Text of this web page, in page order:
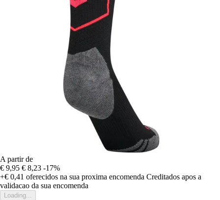
A partir de
€ 9,95 € 8,23 -17%
+€ 0,41 oferecidos na sua proxima encomenda Creditados apos a
validacao da sua encomenda
Loading...